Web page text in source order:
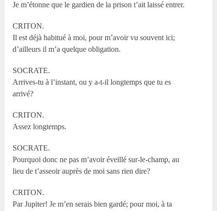
Je m’étonne que le gardien de la prison t’ait laissé entrer.
CRITON.
Il est déjà habitué à moi, pour m’avoir vu souvent ici;
d’ailleurs il m’a quelque obligation.
SOCRATE.
Arrives-tu à l’instant, ou y a-t-il longtemps que tu es
arrivé?
CRITON.
Assez longtemps.
SOCRATE.
Pourquoi donc ne pas m’avoir éveillé sur-le-champ, au
lieu de t’asseoir auprès de moi sans rien dire?
CRITON.
Par Jupiter! Je m’en serais bien gardé; pour moi, à ta